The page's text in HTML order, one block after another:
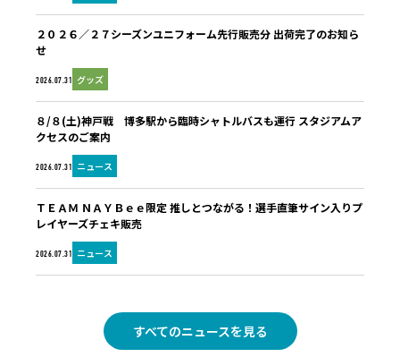
2026.07.31 グッズ
２０２６／２７シーズンユニフォーム先行販売分 出荷完了のお知ら
せ
2026.07.31 ニュース
８/８(土)神戸戦 博多駅から臨時シャトルバスも運行 スタジアムア
クセスのご案内
2026.07.31 ニュース
ＴＥＡＭ ＮＡＹＢｅｅ限定 推しとつながる！選手直筆サイン入りプ
レイヤーズチェキ販売
すべてのニュースを見る